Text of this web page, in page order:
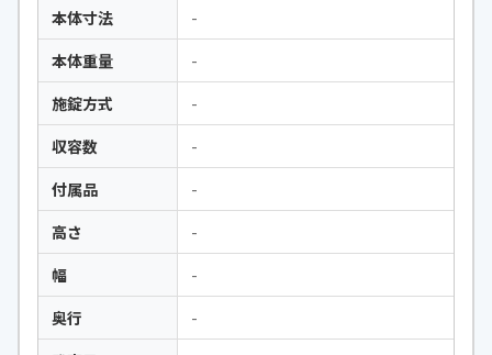
本体寸法
-
本体重量
-
施錠方式
-
収容数
-
付属品
-
高さ
-
幅
-
奥行
-